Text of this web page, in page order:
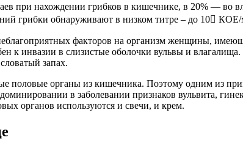
при нахождении грибков в кишечнике, в 20% — во
грибки обнаруживают в низком титре – до 10 КОЕ/
факторов на организм женщины,
к инвазии в слизистые оболочки вульвы и
запах.
половые органы из кишечника. Поэтому одним из
в заболевании признаков вульвита,
органов используются и свечи, и крем.